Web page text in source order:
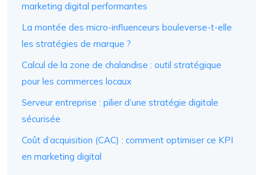
marketing digital performantes
La montée des micro-influenceurs bouleverse-t-elle
les stratégies de marque ?
Calcul de la zone de chalandise : outil stratégique
pour les commerces locaux
Serveur entreprise : pilier d’une stratégie digitale
sécurisée
Coût d’acquisition (CAC) : comment optimiser ce KPI
en marketing digital